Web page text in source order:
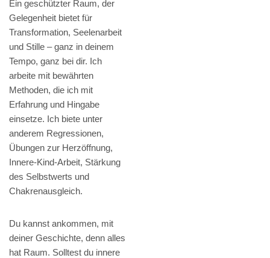
Ein geschützter Raum, der
Gelegenheit bietet für
Transformation, Seelenarbeit
und Stille – ganz in deinem
Tempo, ganz bei dir. Ich
arbeite mit bewährten
Methoden, die ich mit
Erfahrung und Hingabe
einsetze. Ich biete unter
anderem Regressionen,
Übungen zur Herzöffnung,
Innere-Kind-Arbeit, Stärkung
des Selbstwerts und
Chakrenausgleich.
Du kannst ankommen, mit
deiner Geschichte, denn alles
hat Raum. Solltest du innere